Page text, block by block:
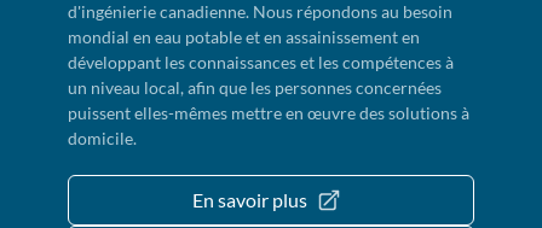
d'ingénierie canadienne. Nous répondons au besoin
mondial en eau potable et en assainissement en
développant les connaissances et les compétences à
un niveau local, afin que les personnes concernées
puissent elles-mêmes mettre en œuvre des solutions à
domicile.
En savoir plus